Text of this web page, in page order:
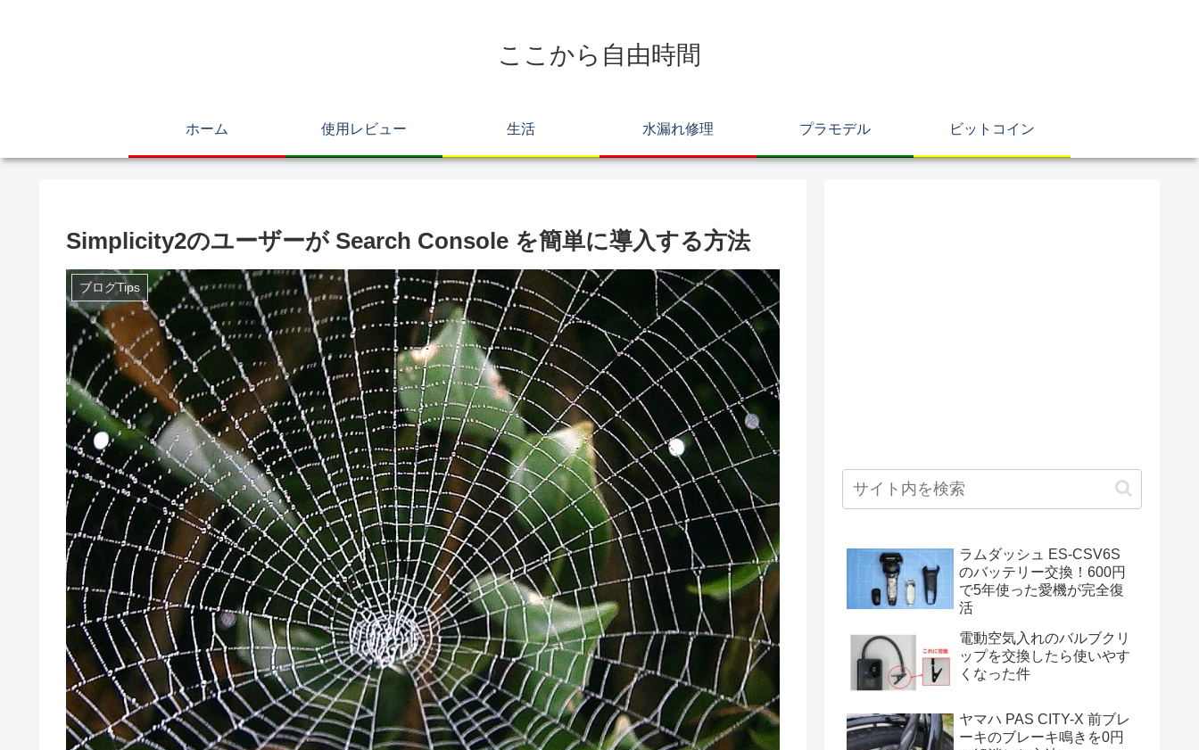
ここから自由時間
ホーム 使用レビュー 生活 水漏れ修理 プラモデル ビットコイン
Simplicity2のユーザーが Search Console を簡単に導入する方法
ブログTips
ラムダッシュ ES-CSV6S
のバッテリー交換！600円
で5年使った愛機が完全復
活
電動空気入れのバルブクリ
ップを交換したら使いやす
くなった件
ヤマハ PAS CITY-X 前ブレ
ーキのブレーキ鳴きを0円